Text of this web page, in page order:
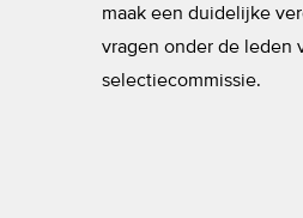
maak een duidelijke
vragen onder de leden
selectiecommissie.